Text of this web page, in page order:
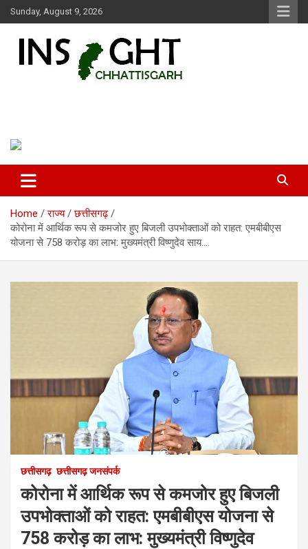
Skip
to
Sunday, August 9, 2026
Home राज्य
छत्तीसगढ़
कोरोना में आर्थिक रूप से कमजोर हुए बिजली उपभोक्ताओं को राहत: एमबीबीएस
योजना से 758 करोड़ का लाभ: मुख्यमंत्री विष्णुदेव साय….
छत्तीसगढ़ छत्तीसगढ़ जनसंपर्क
कोरोना में आर्थिक रूप से कमजोर हुए बिजली
उपभोक्ताओं को राहत: एमबीबीएस योजना से
758 करोड़ का लाभ: मुख्यमंत्री विष्णुदेव